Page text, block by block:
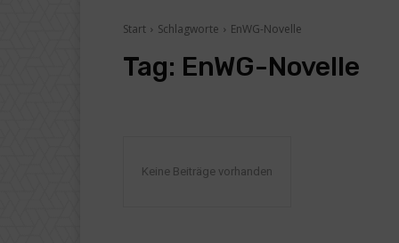
Start Schlagworte EnWG-Novelle
Tag: EnWG-Novelle
Keine Beiträge vorhanden